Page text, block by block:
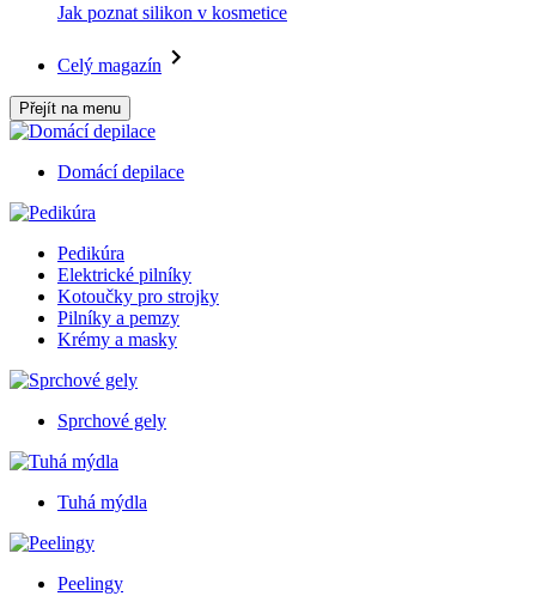
Jak poznat silikon v kosmetice
Celý magazín
Přejít na menu
Domácí depilace
Pedikúra
Elektrické pilníky
Kotoučky pro strojky
Pilníky a pemzy
Krémy a masky
Sprchové gely
Tuhá mýdla
Peelingy